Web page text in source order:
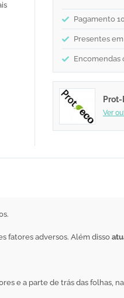
Pagamento
Presentes
Prot-
Ver
fatores adversos. Além disso
e a parte de trás das folhas,